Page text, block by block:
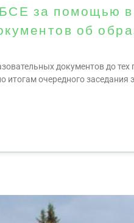
за помощью
об
документов до
очередного заседания